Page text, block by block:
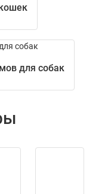
для собак